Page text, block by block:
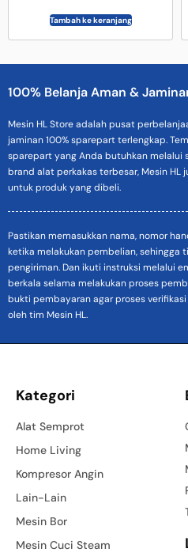
Tambah ke keranjang
100% Belanja Aman &
Mesin HL Store adalah pusat
jaminan 100% sparepart terlengkap.
sparepart yang Anda butuhkan melalui
brand alat perkakas terbesar, Mesin HL
untuk produk yang dibeli.
Pastikan memasukkan nama, nomor
ketika melakukan pembelian, sehingga
pengiriman. Dan ikuti instruksi melalui
berkala selama melakukan proses
bukti pembayaran agar proses
oleh tim Mesin HL.
Kategori
Alat Semprot
Home Living
Kompresor Angin
Lain-Lain
Mesin Bor
Mesin Cuci Steam